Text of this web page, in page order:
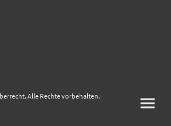
Alle Rechte vorbehalten.